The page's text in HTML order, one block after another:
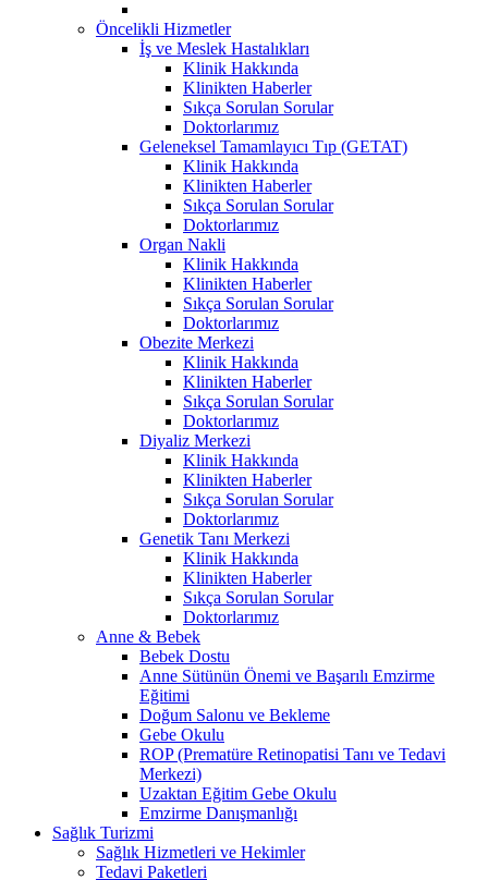
Öncelikli Hizmetler
İş ve Meslek Hastalıkları
Klinik Hakkında
Klinikten Haberler
Sıkça Sorulan Sorular
Doktorlarımız
Geleneksel Tamamlayıcı Tıp (GETAT)
Klinik Hakkında
Klinikten Haberler
Sıkça Sorulan Sorular
Doktorlarımız
Organ Nakli
Klinik Hakkında
Klinikten Haberler
Sıkça Sorulan Sorular
Doktorlarımız
Obezite Merkezi
Klinik Hakkında
Klinikten Haberler
Sıkça Sorulan Sorular
Doktorlarımız
Diyaliz Merkezi
Klinik Hakkında
Klinikten Haberler
Sıkça Sorulan Sorular
Doktorlarımız
Genetik Tanı Merkezi
Klinik Hakkında
Klinikten Haberler
Sıkça Sorulan Sorular
Doktorlarımız
Anne & Bebek
Bebek Dostu
Anne Sütünün Önemi ve Başarılı Emzirme
Eğitimi
Doğum Salonu ve Bekleme
Gebe Okulu
ROP (Prematüre Retinopatisi Tanı ve Tedavi
Merkezi)
Uzaktan Eğitim Gebe Okulu
Emzirme Danışmanlığı
Sağlık Turizmi
Sağlık Hizmetleri ve Hekimler
Tedavi Paketleri